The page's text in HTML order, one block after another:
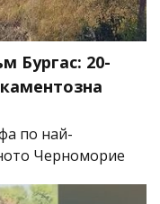
Бургас: 20-
по най-
Черноморие